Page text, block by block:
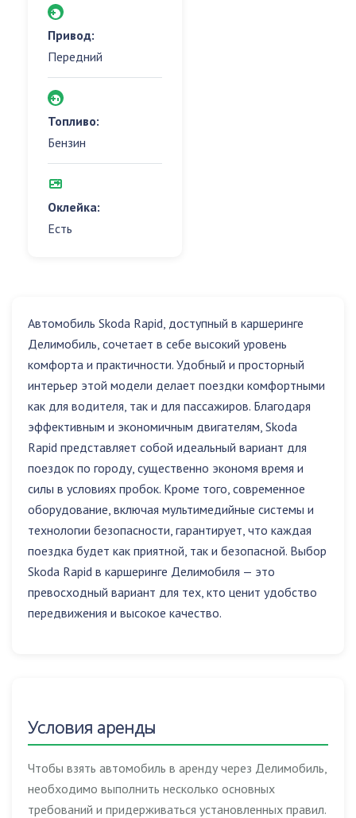
Привод:
Передний
Топливо:
Бензин
Оклейка:
Есть
Автомобиль Skoda Rapid, доступный в каршеринге
Делимобиль, сочетает в себе высокий уровень
комфорта и практичности. Удобный и просторный
интерьер этой модели делает поездки комфортными
как для водителя, так и для пассажиров. Благодаря
эффективным и экономичным двигателям, Skoda
Rapid представляет собой идеальный вариант для
поездок по городу, существенно экономя время и
силы в условиях пробок. Кроме того, современное
оборудование, включая мультимедийные системы и
технологии безопасности, гарантирует, что каждая
поездка будет как приятной, так и безопасной. Выбор
Skoda Rapid в каршеринге Делимобиля — это
превосходный вариант для тех, кто ценит удобство
передвижения и высокое качество.
Условия аренды
Чтобы взять автомобиль в аренду через Делимобиль,
необходимо выполнить несколько основных
требований и придерживаться установленных правил.